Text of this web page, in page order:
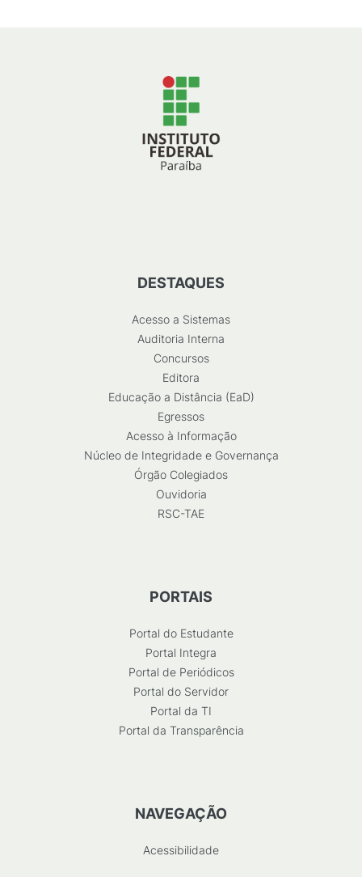
DESTAQUES
Acesso a Sistemas
Auditoria Interna
Concursos
Editora
Educação a Distância (EaD)
Egressos
Acesso à Informação
Núcleo de Integridade e Governança
Órgão Colegiados
Ouvidoria
RSC-TAE
PORTAIS
Portal do Estudante
Portal Integra
Portal de Periódicos
Portal do Servidor
Portal da TI
Portal da Transparência
NAVEGAÇÃO
Acessibilidade